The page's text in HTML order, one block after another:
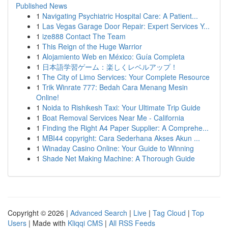
Published News
1 Navigating Psychiatric Hospital Care: A Patient...
1 Las Vegas Garage Door Repair: Expert Services Y...
1 ize888 Contact The Team
1 This Reign of the Huge Warrior
1 Alojamiento Web en México: Guía Completa
1 日本語学習ゲーム：楽しくレベルアップ！
1 The City of Limo Services: Your Complete Resource
1 Trik Winrate 777: Bedah Cara Menang Mesin
Online!
1 Noida to Rishikesh Taxi: Your Ultimate Trip Guide
1 Boat Removal Services Near Me - California
1 Finding the Right A4 Paper Supplier: A Comprehe...
1 MBI44 copyright: Cara Sederhana Akses Akun ...
1 Winaday Casino Online: Your Guide to Winning
1 Shade Net Making Machine: A Thorough Guide
Copyright © 2026 | Advanced Search | Live | Tag Cloud | Top
Users | Made with Kliqqi CMS | All RSS Feeds